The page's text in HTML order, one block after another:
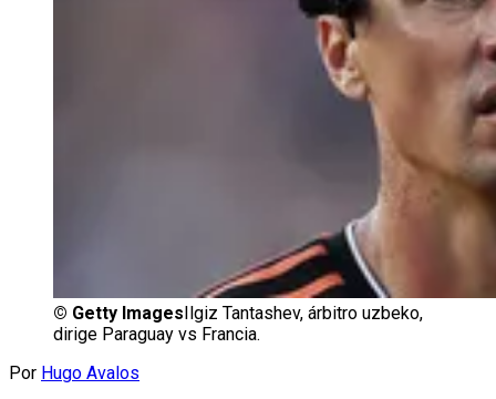
© Getty Images Ilgiz Tantashev, árbitro uzbeko,
dirige Paraguay vs Francia.
Por Hugo Avalos